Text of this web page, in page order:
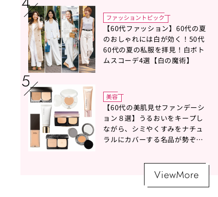
ファッショントピック
【60代ファッション】60代の夏
のおしゃれには白が効く！50代
60代の夏の私服を拝見！白ボト
ムスコーデ4選【白の魔術】
美容
【60代の美肌見せファンデーシ
ョン８選】うるおいをキープし
ながら、シミやくすみをナチュ
ラルにカバーする名品が勢ぞろ
ViewMore